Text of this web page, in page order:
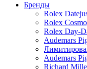
Бренды
Rolex
Rolex
Rolex Day-
Audemars
Audemars
Richard